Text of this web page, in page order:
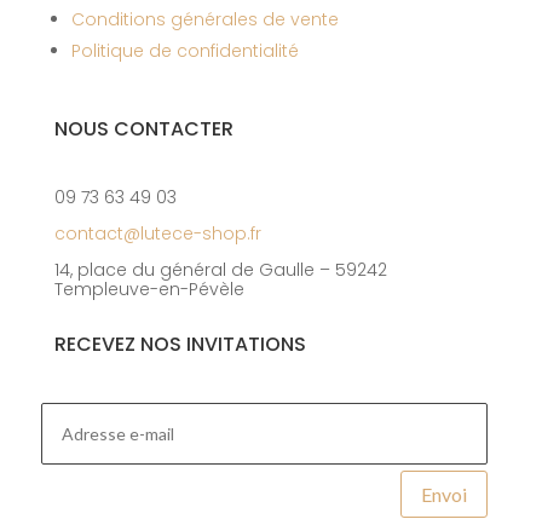
Conditions générales de vente
Politique de confidentialité
NOUS CONTACTER
09 73 63 49 03
contact@lutece-shop.fr
14, place du général de Gaulle – 59242
Templeuve-en-Pévèle
RECEVEZ NOS INVITATIONS
Envoi